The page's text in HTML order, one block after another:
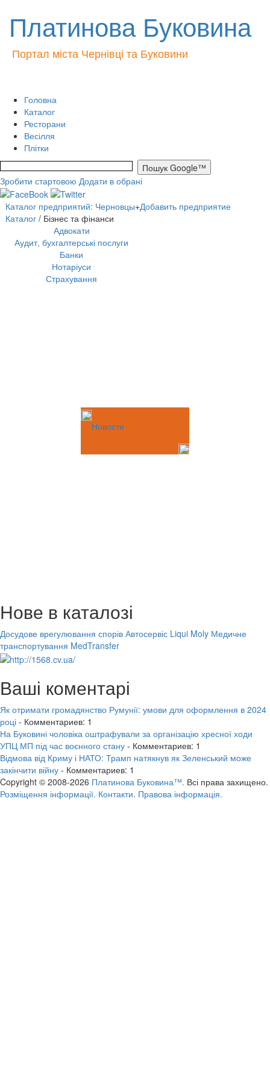
Платинова Буковина
Портал міста Чернівці та Буковини
Головна
Каталог
Ресторани
Весілля
Плітки
Зробити стартовою Додати в обрані
Каталог предприятий: Черновцы+Добавить предприятие
Каталог / Бізнес та фінанси
Адвокати
Аудит, бухгалтерські послуги
Банки
Нотаріуси
Страхування
Новости
Нове в каталозі
Досудове врегулювання спорів Автосервіс Liqui Moly Медичне
транспортування MedTransfer
Ваші коментарі
Як отримати громадянство Румунії: умови для оформлення в 2024
році - Комментариев: 1
На Буковині чоловіка оштрафували за організацію хресної ходи
УПЦ МП під час воєнного стану - Комментариев: 1
Відмова від Криму і НАТО: Трамп натякнув як Зеленський може
закінчити війну - Комментариев: 1
Copyright © 2008-2026 Платинова Буковина™. Всі права захищено.
Розміщення інформації. Контакти. Правова інформація.